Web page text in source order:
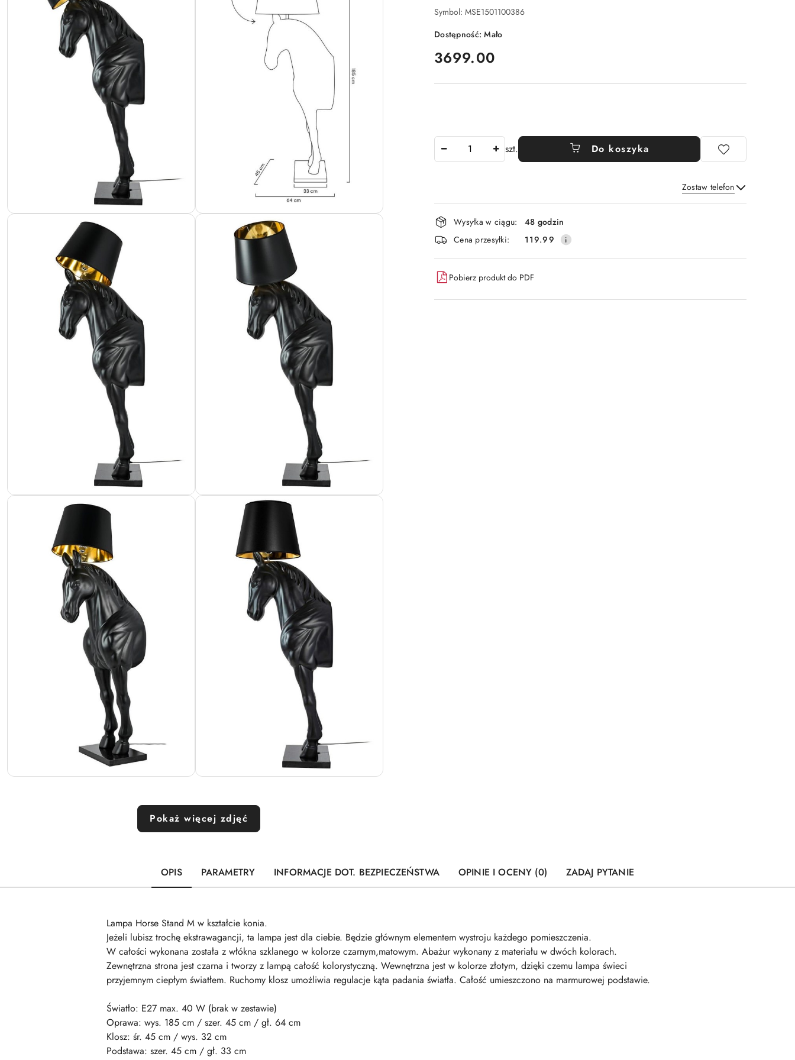
Pokaż więcej zdjęć
Symbol: MSE1501100386
Dostępność:Mało
cena:
3699.00
szt. Do koszyka
Zostaw telefon
Wyślij
Dostępność
i
dostawa
Wysyłka w ciągu:
48 godzin
Cena przesyłki:
119.99
Pobierz produkt do PDF
OPIS PARAMETRY INFORMACJE DOT. BEZPIECZEŃSTWA OPINIE I OCENY (0) ZADAJ PYTANIE
Lampa Horse Stand M w kształcie konia.
Jeżeli lubisz trochę ekstrawagancji, ta lampa jest dla ciebie. Będzie głównym elementem wystroju każdego pomieszczenia.
W całości wykonana została z włókna szklanego w kolorze czarnym,matowym. Abażur wykonany z materiału w dwóch kolorach.
Zewnętrzna strona jest czarna i tworzy z lampą całość kolorystyczną. Wewnętrzna jest w kolorze złotym, dzięki czemu lampa świeci
przyjemnym ciepłym światłem. Ruchomy klosz umożliwia regulacje kąta padania światła. Całość umieszczono na marmurowej podstawie.
Światło: E27 max. 40 W (brak w zestawie)
Oprawa: wys. 185 cm / szer. 45 cm / gł. 64 cm
Klosz: śr. 45 cm / wys. 32 cm
Podstawa: szer. 45 cm / gł. 33 cm